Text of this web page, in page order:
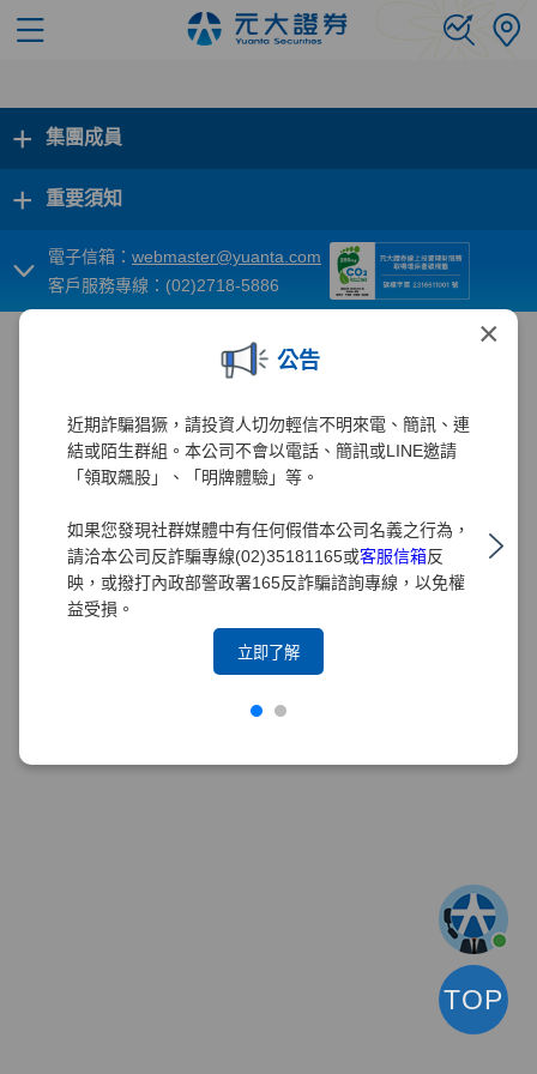
×
公告
近期詐騙猖獗，請投資人切勿輕信不明來電、簡訊、連
結或陌生群組。本公司不會以電話、簡訊或LINE邀請
「領取飆股」、「明牌體驗」等。
如果您發現社群媒體中有任何假借本公司名義之行為，
請洽本公司反詐騙專線(02)35181165或客服信箱反
映，或撥打內政部警政署165反詐騙諮詢專線，以免權
益受損。
立即了解
+ 集團成員
+ 重要須知
電子信箱： webmaster@yuanta.com
客戶服務專線：(02)2718-5886
TOP